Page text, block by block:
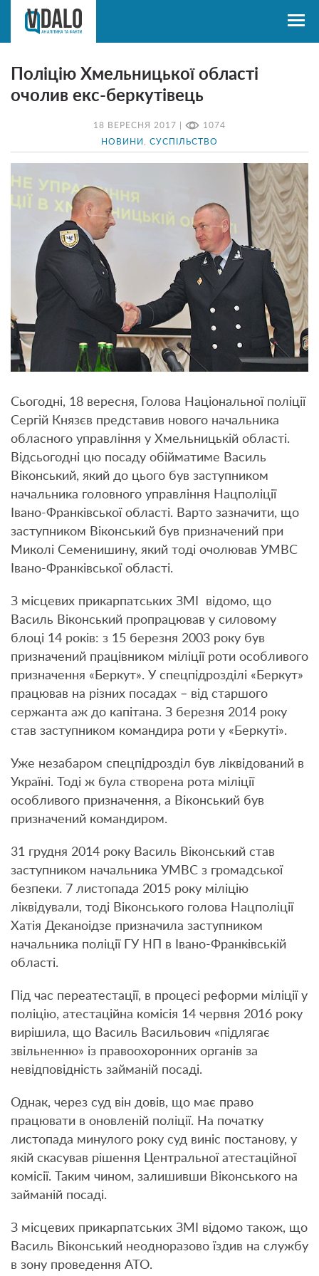
18 ВЕРЕСНЯ 2017 | 1074
НОВИНИ СУСПІЛЬСТВО
Поліцію Хмельницької області
очолив екс-беркутівець
Сьогодні, 18 вересня, Голова Національної поліції
Сергій Князєв представив нового начальника
обласного управління у Хмельницькій області.
Відсьогодні цю посаду обійматиме Василь
Віконський, який до цього був заступником
начальника головного управління Нацполіції
Івано-Франківської області. Варто зазначити, що
заступником Віконський був призначений при
Миколі Семенишину, який тоді очолював УМВС
Івано-Франківської області.
З місцевих прикарпатських ЗМІ відомо, що
Василь Віконський пропрацював у силовому
блоці 14 років: з 15 березня 2003 року був
призначений працівником міліції роти особливого
призначення «Беркут». У спецпідрозділі «Беркут»
працював на різних посадах – від старшого
сержанта аж до капітана. З березня 2014 року
став заступником командира роти у «Беркуті».
Уже незабаром спецпідрозділ був ліквідований в
Україні. Тоді ж була створена рота міліції
особливого призначення, а Віконський був
призначений командиром.
31 грудня 2014 року Василь Віконський став
заступником начальника УМВС з громадської
безпеки. 7 листопада 2015 року міліцію
ліквідували, тоді Віконського голова Нацполіції
Хатія Деканоідзе призначила заступником
начальника поліції ГУ НП в Івано-Франківській
області.
Під час переатестації, в процесі реформи міліції у
поліцію, атестаційна комісія 14 червня 2016 року
вирішила, що Василь Васильович «підлягає
звільненню» із правоохоронних органів за
невідповідність займаній посаді.
Однак, через суд він довів, що має право
працювати в оновленій поліції. На початку
листопада минулого року суд виніс постанову, у
якій скасував рішення Центральної атестаційної
комісії. Таким чином, залишивши Віконського на
займаній посаді.
З місцевих прикарпатських ЗМІ відомо також, що
Василь Віконський неодноразово їздив на службу
в зону проведення АТО.